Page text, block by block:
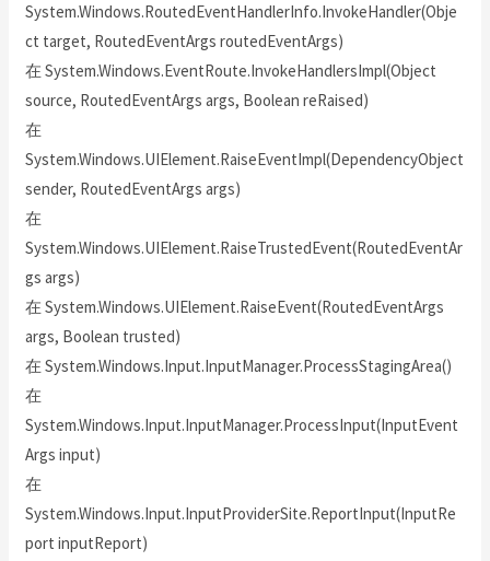
System.Windows.RoutedEventHandlerInfo.InvokeHandler(Obje
ct target, RoutedEventArgs routedEventArgs)
在 System.Windows.EventRoute.InvokeHandlersImpl(Object
source, RoutedEventArgs args, Boolean reRaised)
在
System.Windows.UIElement.RaiseEventImpl(DependencyObject
sender, RoutedEventArgs args)
在
System.Windows.UIElement.RaiseTrustedEvent(RoutedEventAr
gs args)
在 System.Windows.UIElement.RaiseEvent(RoutedEventArgs
args, Boolean trusted)
在 System.Windows.Input.InputManager.ProcessStagingArea()
在
System.Windows.Input.InputManager.ProcessInput(InputEvent
Args input)
在
System.Windows.Input.InputProviderSite.ReportInput(InputRe
port inputReport)